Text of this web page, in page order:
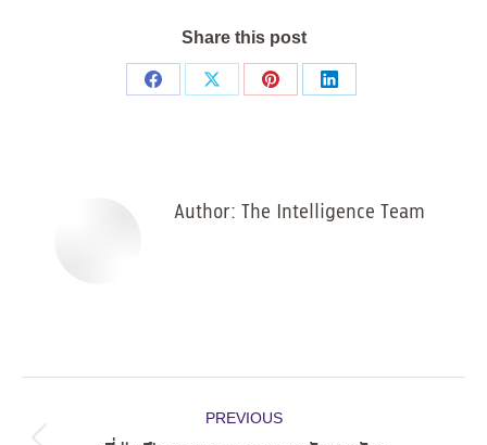
Share this post
Share
Share
Share
Share
Author: The Intelligence Team
PREVIOUS